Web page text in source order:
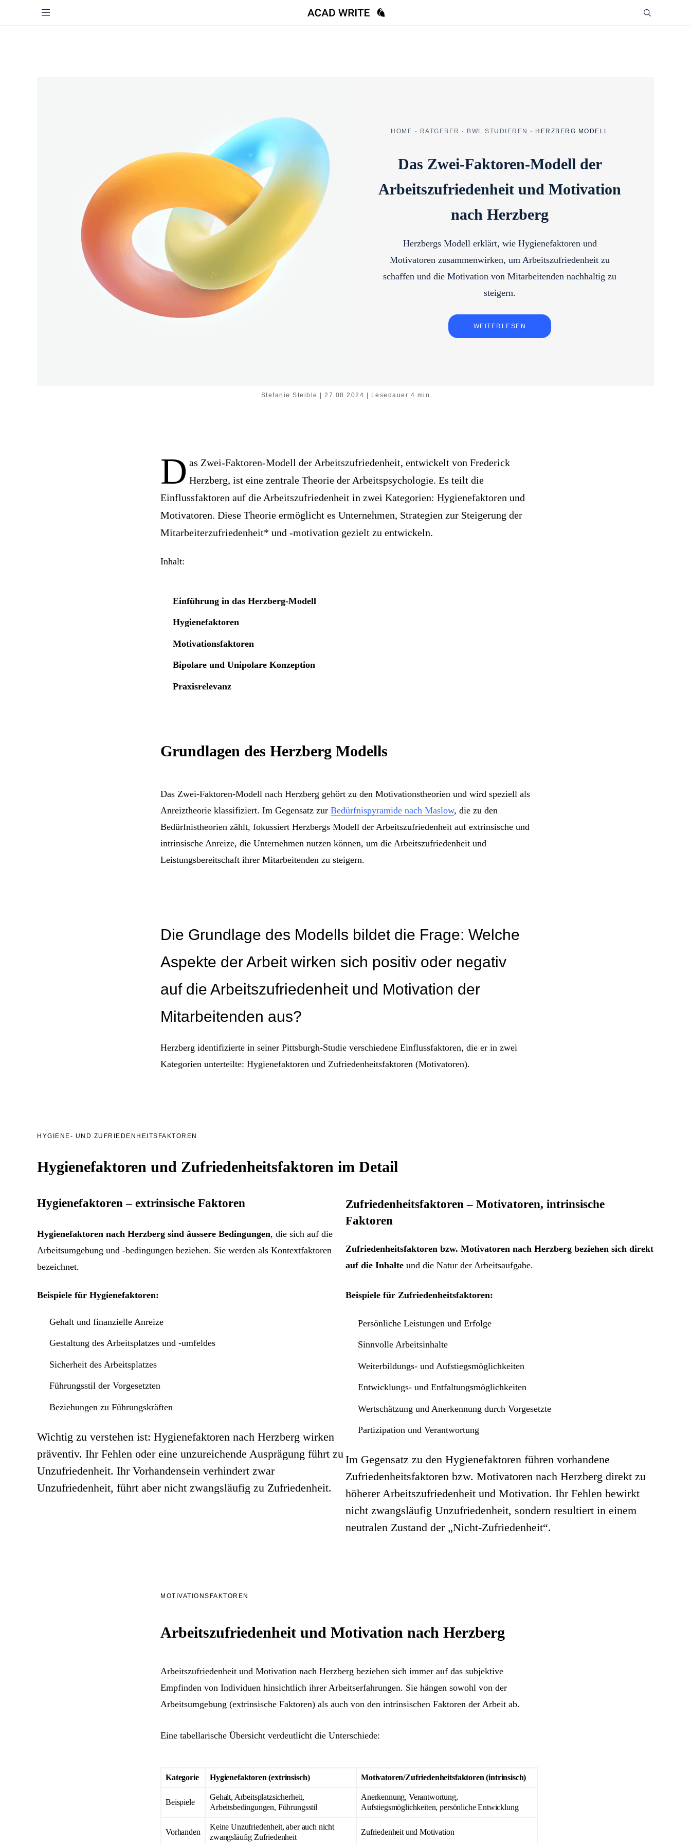
HOME · RATGEBER · BWL STUDIEREN · HERZBERG MODELL
Das Zwei-Faktoren-Modell der
Arbeitszufriedenheit und Motivation
nach Herzberg
Herzbergs Modell erklärt, wie Hygienefaktoren und
Motivatoren zusammenwirken, um Arbeitszufriedenheit zu
schaffen und die Motivation von Mitarbeitenden nachhaltig zu
steigern.
WEITERLESEN
Stefanie Steible | 27.08.2024 | Lesedauer 4 min
D as Zwei-Faktoren-Modell der Arbeitszufriedenheit, entwickelt von Frederick
Herzberg, ist eine zentrale Theorie der Arbeitspsychologie. Es teilt die
Einflussfaktoren auf die Arbeitszufriedenheit in zwei Kategorien: Hygienefaktoren und
Motivatoren. Diese Theorie ermöglicht es Unternehmen, Strategien zur Steigerung der
Mitarbeiterzufriedenheit* und -motivation gezielt zu entwickeln.
Inhalt:
Einführung in das Herzberg-Modell
Hygienefaktoren
Motivationsfaktoren
Bipolare und Unipolare Konzeption
Praxisrelevanz
Grundlagen des Herzberg Modells
Das Zwei-Faktoren-Modell nach Herzberg gehört zu den Motivationstheorien und wird speziell als
Anreiztheorie klassifiziert. Im Gegensatz zur Bedürfnispyramide nach Maslow, die zu den
Bedürfnistheorien zählt, fokussiert Herzbergs Modell der Arbeitszufriedenheit auf extrinsische und
intrinsische Anreize, die Unternehmen nutzen können, um die Arbeitszufriedenheit und
Leistungsbereitschaft ihrer Mitarbeitenden zu steigern.
Die Grundlage des Modells bildet die Frage: Welche
Aspekte der Arbeit wirken sich positiv oder negativ
auf die Arbeitszufriedenheit und Motivation der
Mitarbeitenden aus?
Herzberg identifizierte in seiner Pittsburgh-Studie verschiedene Einflussfaktoren, die er in zwei
Kategorien unterteilte: Hygienefaktoren und Zufriedenheitsfaktoren (Motivatoren).
HYGIENE- UND ZUFRIEDENHEITSFAKTOREN
Hygienefaktoren und Zufriedenheitsfaktoren im Detail
Hygienefaktoren – extrinsische Faktoren
Hygienefaktoren nach Herzberg sind äussere Bedingungen, die sich auf die
Arbeitsumgebung und -bedingungen beziehen. Sie werden als Kontextfaktoren
bezeichnet.
Beispiele für Hygienefaktoren:
Gehalt und finanzielle Anreize
Gestaltung des Arbeitsplatzes und -umfeldes
Sicherheit des Arbeitsplatzes
Führungsstil der Vorgesetzten
Beziehungen zu Führungskräften
Wichtig zu verstehen ist: Hygienefaktoren nach Herzberg wirken
präventiv. Ihr Fehlen oder eine unzureichende Ausprägung führt zu
Unzufriedenheit. Ihr Vorhandensein verhindert zwar
Unzufriedenheit, führt aber nicht zwangsläufig zu Zufriedenheit.
Zufriedenheitsfaktoren – Motivatoren, intrinsische
Faktoren
Zufriedenheitsfaktoren bzw. Motivatoren nach Herzberg beziehen sich direkt
auf die Inhalte und die Natur der Arbeitsaufgabe.
Beispiele für Zufriedenheitsfaktoren:
Persönliche Leistungen und Erfolge
Sinnvolle Arbeitsinhalte
Weiterbildungs- und Aufstiegsmöglichkeiten
Entwicklungs- und Entfaltungsmöglichkeiten
Wertschätzung und Anerkennung durch Vorgesetzte
Partizipation und Verantwortung
Im Gegensatz zu den Hygienefaktoren führen vorhandene
Zufriedenheitsfaktoren bzw. Motivatoren nach Herzberg direkt zu
höherer Arbeitszufriedenheit und Motivation. Ihr Fehlen bewirkt
nicht zwangsläufig Unzufriedenheit, sondern resultiert in einem
neutralen Zustand der „Nicht-Zufriedenheit“.
MOTIVATIONSFAKTOREN
Arbeitszufriedenheit und Motivation nach Herzberg
Arbeitszufriedenheit und Motivation nach Herzberg beziehen sich immer auf das subjektive
Empfinden von Individuen hinsichtlich ihrer Arbeitserfahrungen. Sie hängen sowohl von der
Arbeitsumgebung (extrinsische Faktoren) als auch von den intrinsischen Faktoren der Arbeit ab.
Eine tabellarische Übersicht verdeutlicht die Unterschiede:
Kategorie Hygienefaktoren (extrinsisch) Motivatoren/Zufriedenheitsfaktoren (intrinsisch)
Beispiele
Gehalt, Arbeitsplatzsicherheit,
Arbeitsbedingungen, Führungsstil
Anerkennung, Verantwortung,
Aufstiegsmöglichkeiten, persönliche Entwicklung
Vorhanden
Keine Unzufriedenheit, aber auch nicht
zwangsläufig Zufriedenheit
Zufriedenheit und Motivation